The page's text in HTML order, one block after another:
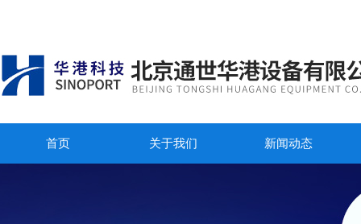
首页 关于我们 新闻动态